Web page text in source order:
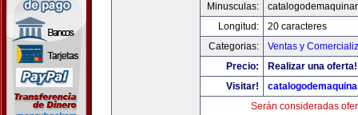
Minusculas:
Longitud:
20 caracteres
Categorias:
Ventas y
Precio:
Realizar una oferta!
Visitar!
Serán consideradas